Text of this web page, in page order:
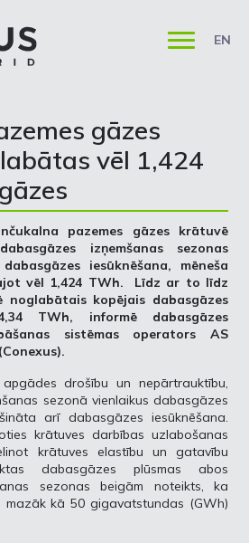
EN
gāzes
vēl 1,424
pazemes gāzes krātuvē
izņemšanas sezonas
iesūknēšana, mēneša
vēl 1,424 TWh. Līdz ar to līdz
noglabātais kopējais dabasgāzes
TWh, informē dabasgāzes
sistēmas operators AS
drošību un nepārtrauktību,
sezonā vienlaikus dabasgāzes
arī dabasgāzes iesūknēšana.
krātuves darbības uzlabošanas
krātuves elastību un gatavību
dabasgāzes plūsmas abos
sezonas beigām noteikts, ka
mazāk kā 50 gigavatstundas (GWh)